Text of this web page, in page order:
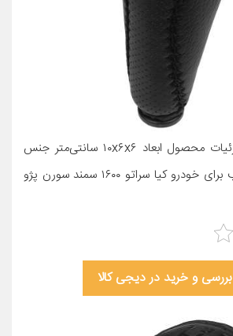
معرفی محصول جزئیات محصول ابعاد ۱۰x۶x۶ سانتی‌متر جنس
چرم پلی‌استر مناسب برای خودرو کیا سراتو ۱۶۰۰ سمند سورن پژو
بررسی و خرید در دیجی کالا